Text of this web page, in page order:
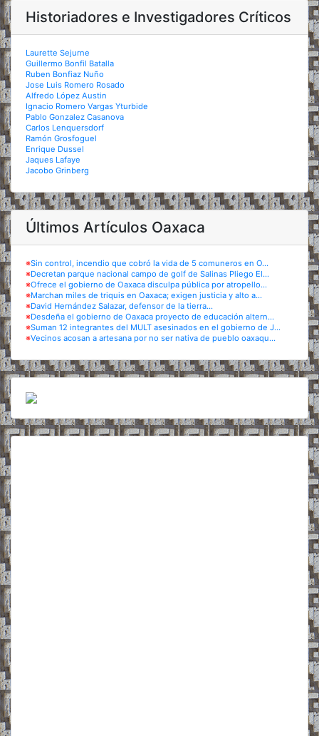
Historiadores e Investigadores Críticos
Laurette Sejurne
Guillermo Bonfil Batalla
Ruben Bonfiaz Nuño
Jose Luis Romero Rosado
Alfredo López Austin
Ignacio Romero Vargas Yturbide
Pablo Gonzalez Casanova
Carlos Lenquersdorf
Ramón Grosfoguel
Enrique Dussel
Jaques Lafaye
Jacobo Grinberg
Últimos Artículos Oaxaca
※Sin control, incendio que cobró la vida de 5 comuneros en O...
※Decretan parque nacional campo de golf de Salinas Pliego El...
※Ofrece el gobierno de Oaxaca disculpa pública por atropello...
※Marchan miles de triquis en Oaxaca; exigen justicia y alto a...
※David Hernández Salazar, defensor de la tierra...
※Desdeña el gobierno de Oaxaca proyecto de educación altern...
※Suman 12 integrantes del MULT asesinados en el gobierno de J...
※Vecinos acosan a artesana por no ser nativa de pueblo oaxaqu...